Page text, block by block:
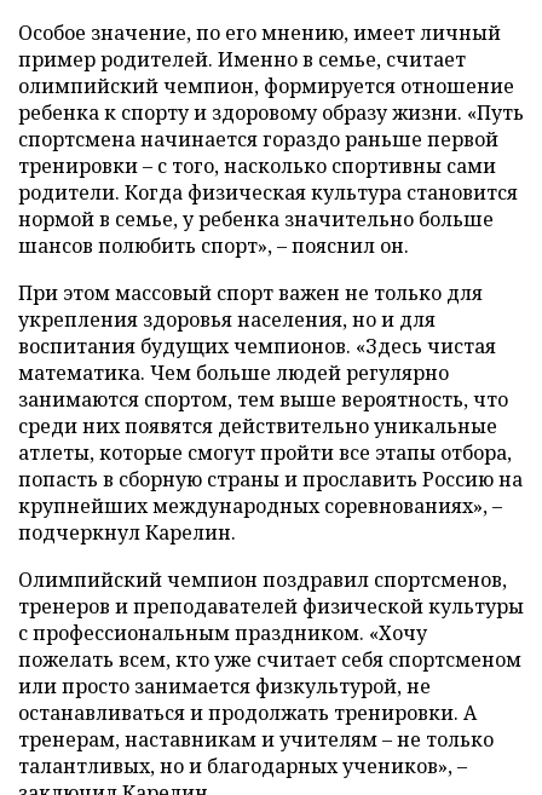
Особое значение, по его мнению, имеет личный
пример родителей. Именно в семье, считает
олимпийский чемпион, формируется отношение
ребенка к спорту и здоровому образу жизни. «Путь
спортсмена начинается гораздо раньше первой
тренировки – с того, насколько спортивны сами
родители. Когда физическая культура становится
нормой в семье, у ребенка значительно больше
шансов полюбить спорт», – пояснил он.
При этом массовый спорт важен не только для
укрепления здоровья населения, но и для
воспитания будущих чемпионов. «Здесь чистая
математика. Чем больше людей регулярно
занимаются спортом, тем выше вероятность, что
среди них появятся действительно уникальные
атлеты, которые смогут пройти все этапы отбора,
попасть в сборную страны и прославить Россию на
крупнейших международных соревнованиях», –
подчеркнул Карелин.
Олимпийский чемпион поздравил спортсменов,
тренеров и преподавателей физической культуры
с профессиональным праздником. «Хочу
пожелать всем, кто уже считает себя спортсменом
или просто занимается физкультурой, не
останавливаться и продолжать тренировки. А
тренерам, наставникам и учителям – не только
талантливых, но и благодарных учеников», –